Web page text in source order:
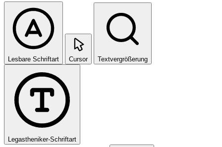
Lesbare Schriftart Cursor Textvergrößerung
Legastheniker-Schriftart